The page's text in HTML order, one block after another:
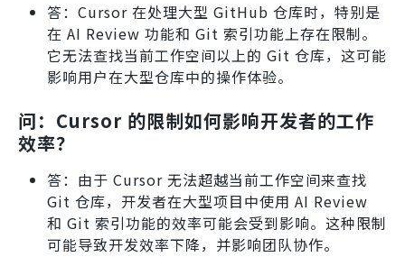
答：Cursor 在处理大型 GitHub 仓库时，特别是
在 AI Review 功能和 Git 索引功能上存在限制。
它无法查找当前工作空间以上的 Git 仓库，这可能
影响用户在大型仓库中的操作体验。
问：Cursor 的限制如何影响开发者的工作
效率？
答：由于 Cursor 无法超越当前工作空间来查找
Git 仓库，开发者在大型项目中使用 AI Review
和 Git 索引功能的效率可能会受到影响。这种限制
可能导致开发效率下降，并影响团队协作。